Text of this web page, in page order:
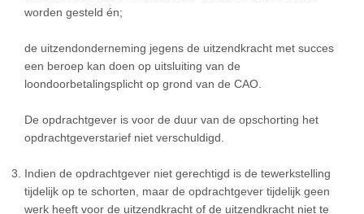
worden gesteld én;
de uitzendonderneming jegens de uitzendkracht met succes
een beroep kan doen op uitsluiting van de
loondoorbetalingsplicht op grond van de CAO.
De opdrachtgever is voor de duur van de opschorting het
opdrachtgeverstarief niet verschuldigd.
Indien de opdrachtgever niet gerechtigd is de tewerkstelling
tijdelijk op te schorten, maar de opdrachtgever tijdelijk geen
werk heeft voor de uitzendkracht of de uitzendkracht niet te